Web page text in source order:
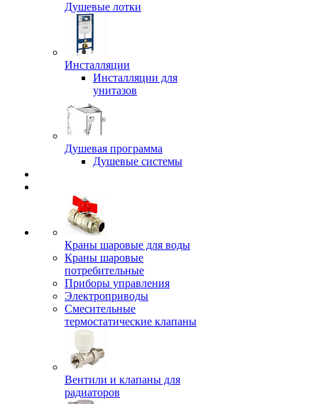
Душевые лотки
Инсталляции
Инсталляции для
унитазов
Душевая программа
Душевые системы
Краны шаровые для воды
Краны шаровые
потребительные
Приборы управления
Электроприводы
Смесительные
термостатические клапаны
Вентили и клапаны для
радиаторов